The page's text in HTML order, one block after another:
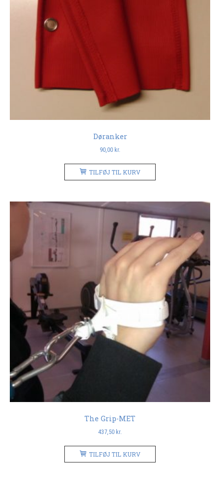
Døranker
90,00 kr.
TILFØJ TIL KURV
The Grip-MET
437,50 kr.
TILFØJ TIL KURV